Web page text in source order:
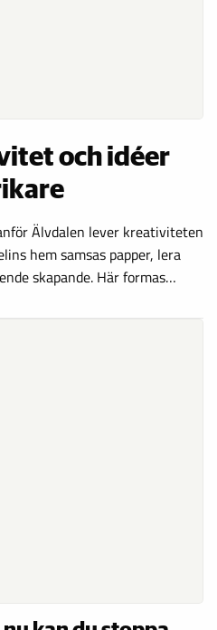
och idéer
Älvdalen lever kreativiteten
hem samsas papper, lera
skapande. Här formas…